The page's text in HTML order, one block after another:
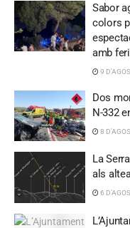
Sabor
colors
amb
9
Dos
N-332
8
La
als
6